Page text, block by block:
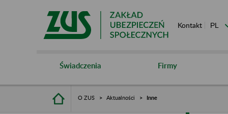
Kontakt
Świadczenia Firmy
O ZUS Aktualności Inne